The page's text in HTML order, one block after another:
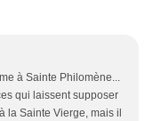
à Sainte Philomène...
qui laissent supposer
la Sainte Vierge, mais il